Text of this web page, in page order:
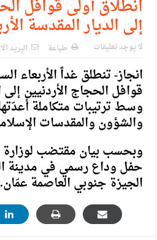
انطلاق أولى قوافل
إلى الديار المقدسة
لا يوجد تعليقات طباعة البريد
قوافل الحجاج الأردنيين إلى
وسط ترتيبات متكاملة
والشؤون والمقدسات
وبحسب بيان مقتضب
حفل وداع رسمي في مدينة
الجيزة جنوبي العاصمة عمّان.